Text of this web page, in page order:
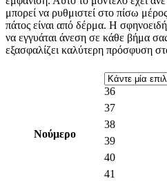
μπορεί να ρυθμιστεί στο πίσω
πάτος είναι από δέρμα. Η
να εγγυάται άνεση σε κάθε βήμα
εξασφαλίζει καλύτερη πρόσφυση
Νούμερο
36
37
38
39
40
41